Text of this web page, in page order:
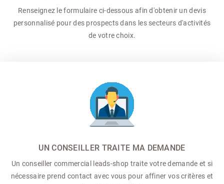
Renseignez le formulaire ci-dessous afin d'obtenir un devis
personnalisé pour des prospects dans les secteurs d'activités
de votre choix.
UN CONSEILLER TRAITE MA DEMANDE
Un conseiller commercial
leads-shop traite votre demande et si
nécessaire prend contact avec vous pour affiner vos critères et